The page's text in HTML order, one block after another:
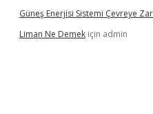
Güneş Enerjisi Sistemi Çevreye
Liman Ne Demek için admin